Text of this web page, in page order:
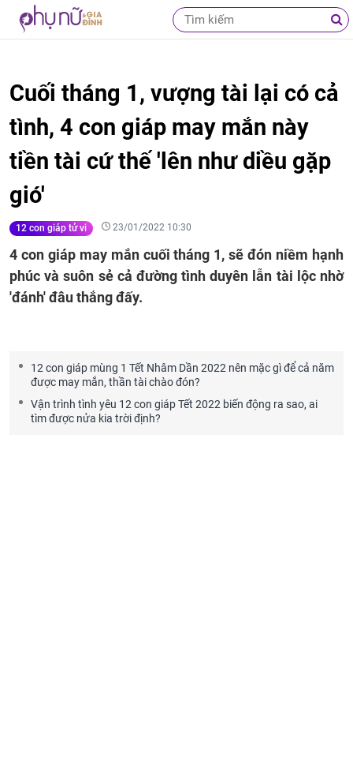
Cuối tháng 1, vượng tài lại có cả
tình, 4 con giáp may mắn này
tiền tài cứ thế 'lên như diều gặp
gió'
12 con giáp tử vi 23/01/2022 10:30
4 con giáp may mắn cuối tháng 1, sẽ đón niềm hạnh
phúc và suôn sẻ cả đường tình duyên lẫn tài lộc nhờ
'đánh' đâu thắng đấy.
12 con giáp mùng 1 Tết Nhâm Dần 2022 nên mặc gì để cả năm
được may mắn, thần tài chào đón?
Vận trình tình yêu 12 con giáp Tết 2022 biến động ra sao, ai
tìm được nửa kia trời định?